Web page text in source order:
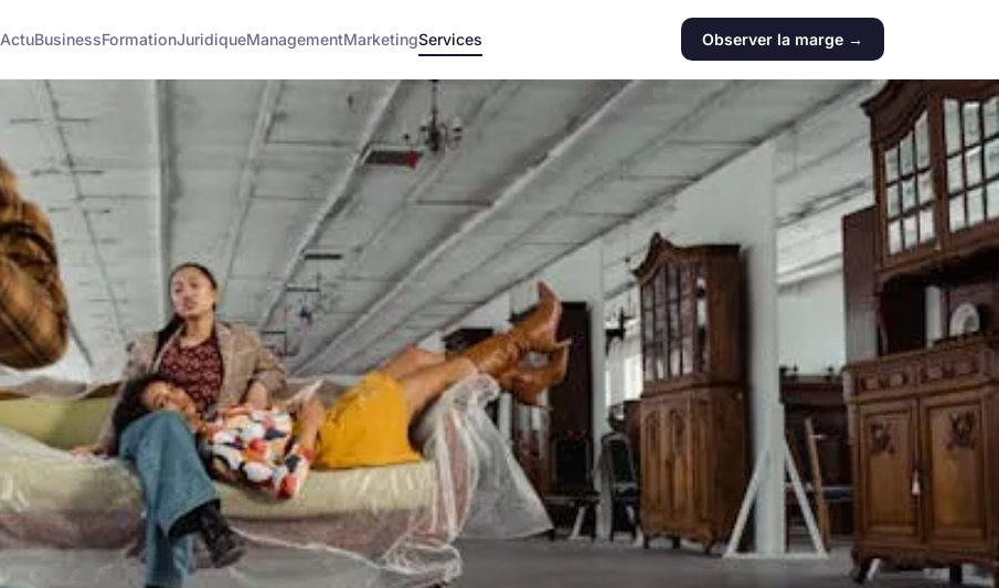
ActuBusinessFormationJuridiqueManagementMarketingServices Observer la marge →